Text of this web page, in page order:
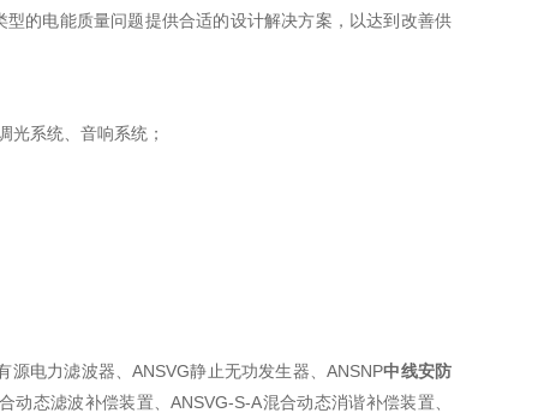
的电能质量问题提供合适的设计解决方案，以达到改善供
光系统、音响系统；
电力滤波器、ANSVG静止无功发生器、ANSNP中线安防
态滤波补偿装置、ANSVG-S-A混合动态消谐补偿装置、